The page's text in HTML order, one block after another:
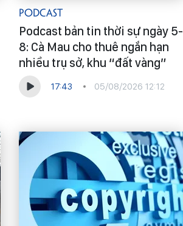
Podcast
Podcast bản tin thời sự ngày 5-
8: Cà Mau cho thuê ngắn hạn
nhiều trụ sở, khu “đất vàng”
17:43 05/08/2026 12:12